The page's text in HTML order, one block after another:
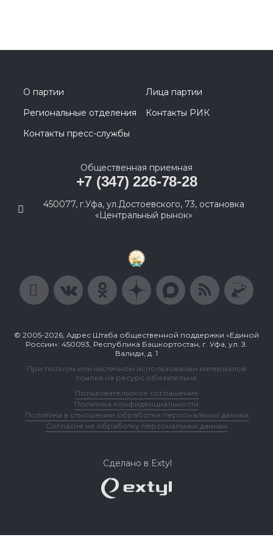
О партии
Лица партии
Региональные отделения
Контакты РИК
Контакты пресс-службы
Общественная приемная
+7 (347) 226-78-28
450077, г.Уфа, ул.Достоевского, 73, остановка
«Центральный рынок»
© 2005-2026, Адрес Штаба общественной поддержки «Единой
России»: 450093, Республика Башкортостан, г. Уфа, ул. З.
Валиди, д. 1
При полном или частичном использовании материалов
ссылка на ресурс обязательна.
Пользовательское соглашение
Политика конфиденциальности
Политика в отношении обработки персональных данных
Согласие на обработку персональных данных
Сделано в Extyl